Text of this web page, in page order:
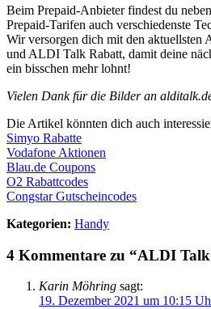
Beim Prepaid-Anbieter findest du
Prepaid-Tarifen auch verschiedenste
Wir versorgen dich mit den
und ALDI Talk Rabatt, damit deine
ein bisschen mehr lohnt!
Vielen Dank für die Bilder an
Die Artikel könnten dich auch
Simyo Rabatte
Vodafone Aktionen
Blau.de Coupons
O2 Rabattcodes
Congstar Gutscheincodes
Kategorien: Handy
4 Kommentare zu “ALDI
Karin Möhring sagt:
19. Dezember 2021 um 10:15